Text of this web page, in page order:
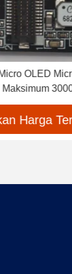
Micro
Harga